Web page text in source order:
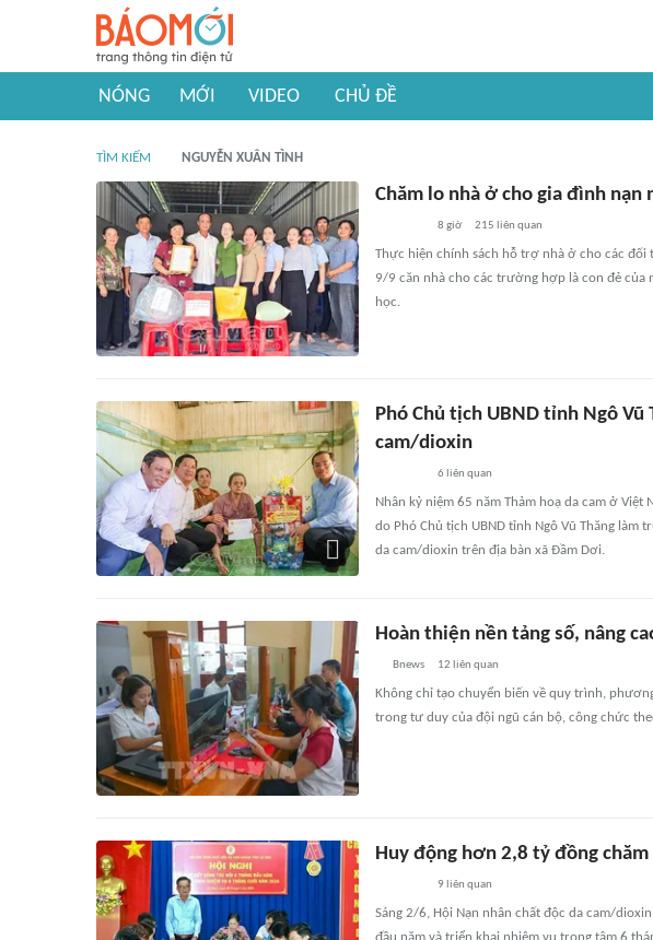
NÓNG MỚI VIDEO CHỦ ĐỀ
TÌM KIẾM NGUYỄN XUÂN TÌNH
Chăm lo nhà ở cho gia đình nạn
8 giờ 215 liên quan
Thực hiện chính sách hỗ trợ nhà ở cho các
9/9 căn nhà cho các trường hợp là con đẻ của
học.
Phó Chủ tịch UBND tỉnh Ngô
cam/dioxin
6 liên quan
Nhân kỷ niệm 65 năm Thảm hoạ da cam ở
do Phó Chủ tịch UBND tỉnh Ngô Vũ Thăng làm
da cam/dioxin trên địa bàn xã Đầm Dơi.
Hoàn thiện nền tảng số, nâng
Bnews 12 liên quan
Không chỉ tạo chuyển biến về quy trình,
trong tư duy của đội ngũ cán bộ, công chức
Huy động hơn 2,8 tỷ đồng
9 liên quan
Sáng 2/6, Hội Nạn nhân chất độc da cam/